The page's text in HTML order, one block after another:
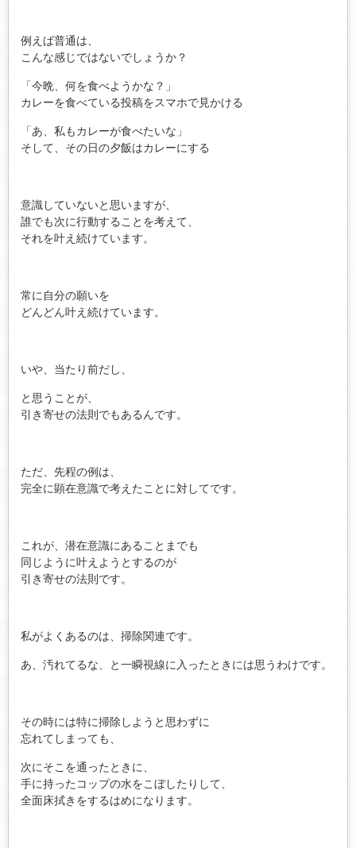
例えば普通は、
こんな感じではないでしょうか？
「今晩、何を食べようかな？」
カレーを食べている投稿をスマホで見かける
「あ、私もカレーが食べたいな」
そして、その日の夕飯はカレーにする
意識していないと思いますが、
誰でも次に行動することを考えて、
それを叶え続けています。
常に自分の願いを
どんどん叶え続けています。
いや、当たり前だし、
と思うことが、
引き寄せの法則でもあるんです。
ただ、先程の例は、
完全に顕在意識で考えたことに対してです。
これが、潜在意識にあることまでも
同じように叶えようとするのが
引き寄せの法則です。
私がよくあるのは、掃除関連です。
あ、汚れてるな、と一瞬視線に入ったときには思うわけです。
その時には特に掃除しようと思わずに
忘れてしまっても、
次にそこを通ったときに、
手に持ったコップの水をこぼしたりして、
全面床拭きをするはめになります。